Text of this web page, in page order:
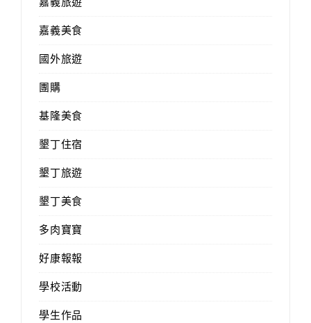
嘉義美食
國外旅遊
團購
基隆美食
墾丁住宿
墾丁旅遊
墾丁美食
多肉寶寶
好康報報
學校活動
學生作品